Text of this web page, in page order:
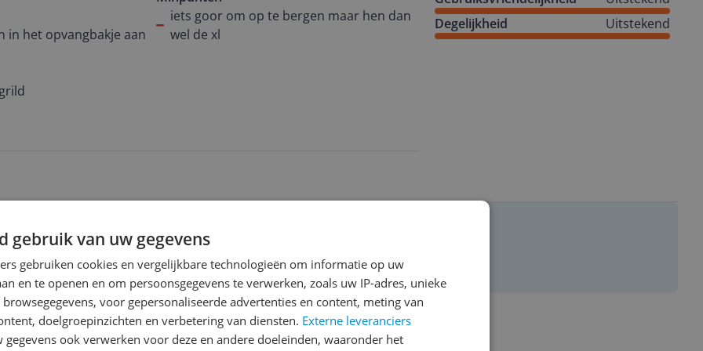
in het opvangbakje aan
iets goor om op te bergen maar hen dan
wel de xl
Degelijkheid
Uitstekend
fornuis gedegradeerd tot decoratie
gebruik van uw gegevens
gebruiken cookies en vergelijkbare technologieën om informatie op uw
en te openen en om persoonsgegevens te verwerken, zoals uw IP-adres, unieke
voor gepersonaliseerde advertenties en content, meting van
doelgroepinzichten en verbetering van diensten. Externe leveranciers
gegevens ook verwerken voor deze en andere doeleinden, waaronder het